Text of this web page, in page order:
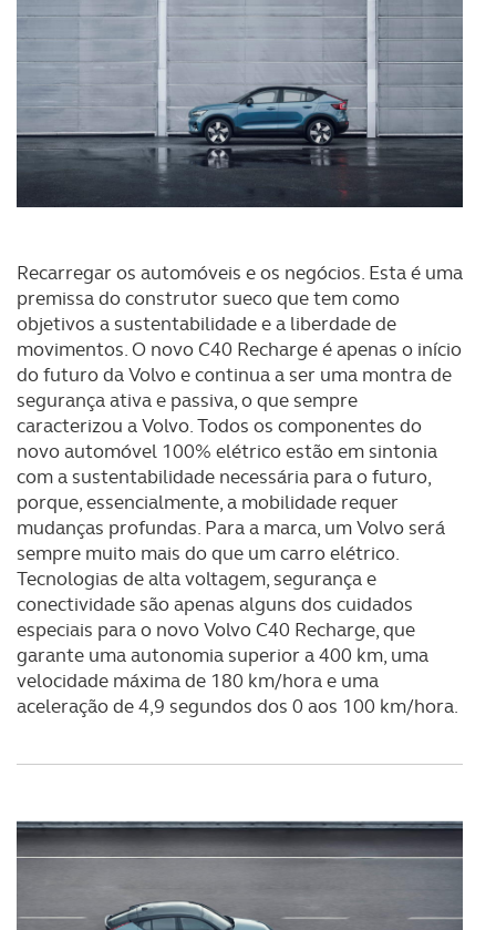
Recarregar os automóveis e os negócios. Esta é uma
premissa do construtor sueco que tem como
objetivos a sustentabilidade e a liberdade de
movimentos. O novo C40 Recharge é apenas o início
do futuro da Volvo e continua a ser uma montra de
segurança ativa e passiva, o que sempre
caracterizou a Volvo. Todos os componentes do
novo automóvel 100% elétrico estão em sintonia
com a sustentabilidade necessária para o futuro,
porque, essencialmente, a mobilidade requer
mudanças profundas. Para a marca, um Volvo será
sempre muito mais do que um carro elétrico.
Tecnologias de alta voltagem, segurança e
conectividade são apenas alguns dos cuidados
especiais para o novo Volvo C40 Recharge, que
garante uma autonomia superior a 400 km, uma
velocidade máxima de 180 km/hora e uma
aceleração de 4,9 segundos dos 0 aos 100 km/hora.